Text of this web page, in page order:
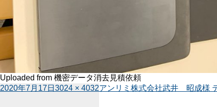
Uploaded from 機密データ消去見積依頼
投
2020年7月17日 フ
3024 × 4032
投
アンリミ株式会社武井 昭成様